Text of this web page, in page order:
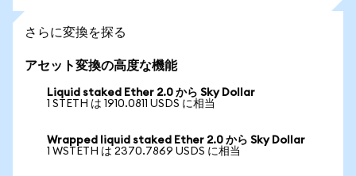
さらに変換を探る
アセット変換の高度な機能
Liquid staked Ether 2.0 から Sky Dollar
1 STETH は 1910.0811 USDS に相当
Wrapped liquid staked Ether 2.0 から Sky Dollar
1 WSTETH は 2370.7869 USDS に相当